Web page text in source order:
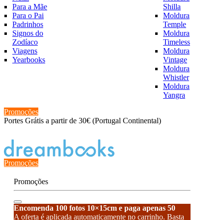
Para a Mãe
Para o Pai
Padrinhos
Signos do
Zodíaco
Viagens
Yearbooks
Shilla
Moldura
Temple
Moldura
Timeless
Moldura
Vintage
Moldura
Whistler
Moldura
Yangra
Promoções
Portes Grátis a partir de 30€ (Portugal Continental)
Promoções
Promoções
Encomenda 100 fotos 10×15cm e paga apenas 50
A oferta é aplicada automaticamente no carrinho. Basta